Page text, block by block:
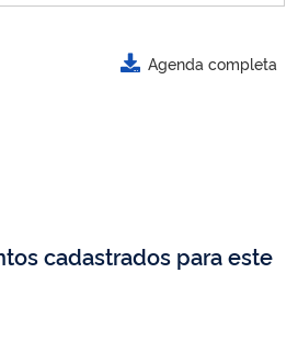
Agenda completa
cadastrados para este